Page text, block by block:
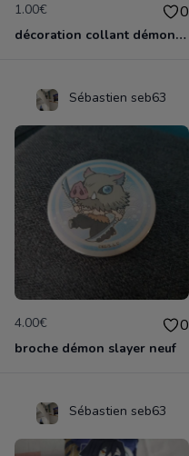
1.00€ 0
décoration collant démon slayer neuf
Sébastien seb63
4.00€ 0
broche démon slayer neuf
Sébastien seb63